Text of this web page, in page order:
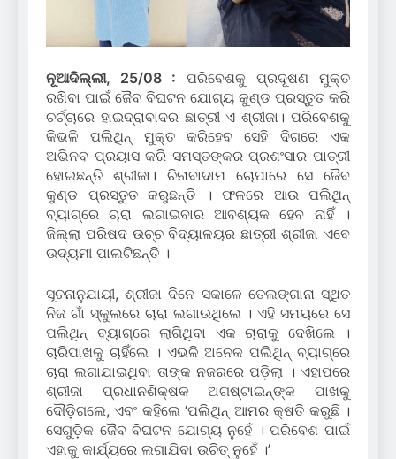
ନୂଆଦିଲ୍ଲୀ, 25/08 : ପରିବେଶକୁ ପ୍ରଦୂଷଣ ମୁକ୍ତ
ରଖିବା ପାଇଁ ଜୈବ ବିଘଟନ ଯୋଗ୍ୟ କୁଣ୍ଡ ପ୍ରସ୍ତୁତ କରି
ଚର୍ଚ୍ଚାରେ ହାଇଦ୍ରାବାଦର ଛାତ୍ରୀ ଏ ଶ୍ରୀଜା। ପରିବେଶକୁ
କିଭଳି ପଲିଥିନ୍ ମୁକ୍ତ କରିହେବ ସେହି ଦିଗରେ ଏକ
ଅଭିନବ ପ୍ରୟାସ କରି ସମସ୍ତଙ୍କର ପ୍ରଶଂସାର ପାତ୍ରୀ
ହୋଇଛନ୍ତି ଶ୍ରୀଜା। ଚିନାବାଦାମ ଚୋପାରେ ସେ ଜୈବ
କୁଣ୍ଡ ପ୍ରସ୍ତୁତ କରୁଛନ୍ତି । ଫଳରେ ଆଉ ପଲିଥିନ୍‌
ବ୍ୟାଗ୍‌ରେ ଚାରା ଲଗାଇବାର ଆବଶ୍ୟକ ହେବ ନାହିଁ ।
ଜିଲ୍ଲା ପରିଷଦ ଉଚ୍ଚ ବିଦ୍ୟାଳୟର ଛାତ୍ରୀ ଶ୍ରୀଜା ଏବେ
ଉଦ୍ୟମୀ ପାଲଟିଛନ୍ତି ।
ସୂଚନାନୁଯାୟୀ, ଶ୍ରୀଜା ଦିନେ ସକାଳେ ତେଲଙ୍ଗାନା ସ୍ଥିତ
ନିଜ ଗାଁ ସ୍କୁଲରେ ଚାରା ଲଗାଉଥିଲେ । ଏହି ସମୟରେ ସେ
ପଲିଥିନ୍‌ ବ୍ୟାଗ୍‌ରେ ଲାଗିଥିବା ଏକ ଚାରାକୁ ଦେଖିଲେ ।
ଚାରିପାଖକୁ ଚାହିଁଲେ । ଏଭଳି ଅନେକ ପଲିଥିନ୍‌ ବ୍ୟାଗ୍‌ରେ
ଚାରା ଲଗାଯାଇଥିବା ତାଙ୍କ ନଜରରେ ପଡ଼ିଲା । ଏହାପରେ
ଶ୍ରୀଜା ପ୍ରଧାନଶିକ୍ଷକ ଅଗଷ୍ଟାଇନ୍‌ଙ୍କ ପାଖକୁ
ଦୌଡ଼ିଗଲେ, ଏବଂ କହିଲେ ‘ପଲିଥିନ୍‌ ଆମର କ୍ଷତି କରୁଛି ।
ସେଗୁଡ଼ିକ ଜୈବ ବିଘଟନ ଯୋଗ୍ୟ ନୁହେଁ । ପରିବେଶ ପାଇଁ
ଏହାକୁ କାର୍ଯ୍ୟରେ ଲଗାଯିବା ଉଚିତ୍‌ ନୁହେଁ ।’